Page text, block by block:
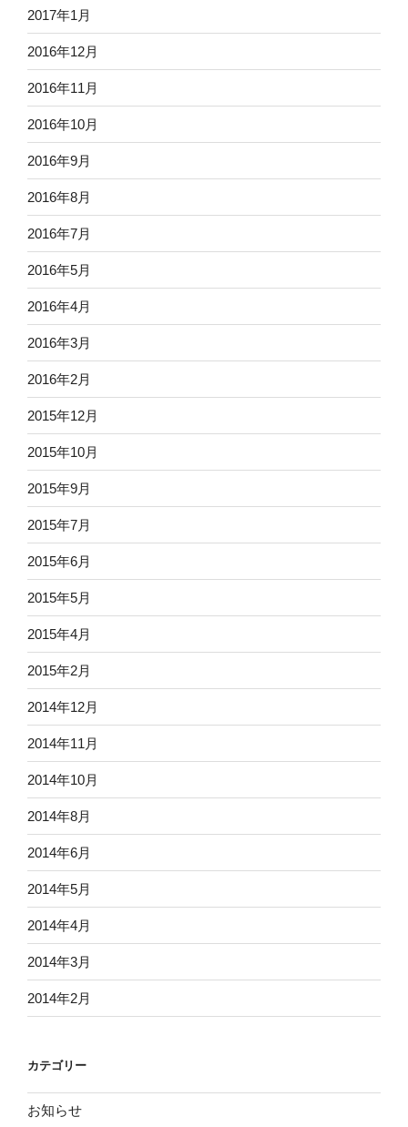
2017年1月
2016年12月
2016年11月
2016年10月
2016年9月
2016年8月
2016年7月
2016年5月
2016年4月
2016年3月
2016年2月
2015年12月
2015年10月
2015年9月
2015年7月
2015年6月
2015年5月
2015年4月
2015年2月
2014年12月
2014年11月
2014年10月
2014年8月
2014年6月
2014年5月
2014年4月
2014年3月
2014年2月
カテゴリー
お知らせ